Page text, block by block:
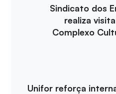
Sindicato dos
realiza
Complexo
Unifor reforça